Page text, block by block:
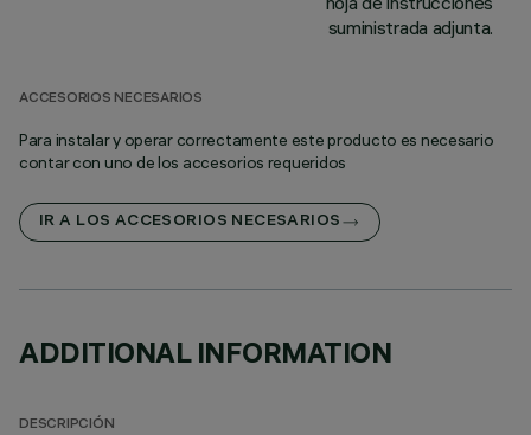
suministrada adjunta.
ACCESORIOS NECESARIOS
Para instalar y operar correctamente este producto es necesario
contar con uno de los accesorios requeridos
IR A LOS ACCESORIOS NECESARIOS
ADDITIONAL INFORMATION
DESCRIPCIÓN